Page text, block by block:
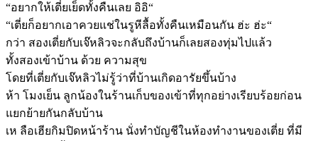
“อยากให้เตี่ยเย็ดทั้งคืนเลย อิอิ“
“เตี่ยก็อยากเอาควยแช่ในรูหีลื้อทั้งคืนเหมือนกัน ฮ่ะ ฮ่ะ“
กว่า สองเตี่ยกับเจ๊หลิวจะกลับถึงบ้านก็เลยสองทุ่มไปแล้ว
ทั้งสองเข้าบ้าน ด้วย ความสุข
โดยที่เตี่ยกับเจ๊หลิวไม่รู้ว่าที่บ้านเกิดอารัยขึ้นบ้าง
ห้า โมงเย็น ลูกน้องในร้านเก็บของเข้าที่ทุกอย่างเรียบร้อยก่อน
แยกย้ายกันกลับบ้าน
เห ลือเฮียกิมปิดหน้าร้าน นั่งทำบัญชีในห้องทำงานของเตี่ย ที่มี